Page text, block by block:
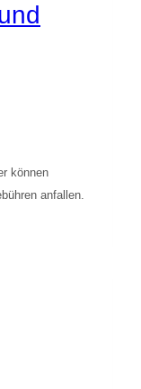
können
anfallen.